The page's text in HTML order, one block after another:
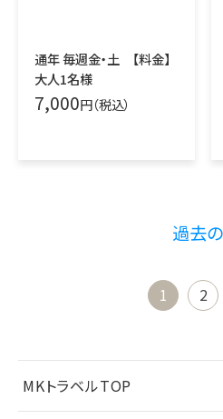
通年 毎週金・土 【料金】
大人1名様
7,000円（税込）
過去
1 2
MKトラベルTOP